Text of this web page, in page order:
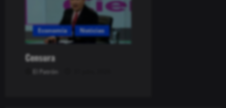
Economía Noticias
Censura
El Patrón